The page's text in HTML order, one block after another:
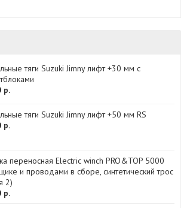
тяги Suzuki Jimny лифт +30 мм с
р.
тяги Suzuki Jimny лифт +50 мм RS
р.
переносная Electric winch PRO&TOP 5000
и проводами в сборе, синтетический трос
2)
р.